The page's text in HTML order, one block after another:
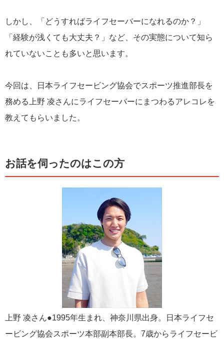
しかし、「どうすればライフセーバーになれるのか？」
「経験が浅くても大丈夫？」など、その実態について知ら
れていないことも多いと思います。
今回は、日本ライフセービング協会でスポーツ推進部長を
務める上野 凌さんにライフセーバーにまつわるアレコレを
教えてもらいました。
お話を伺ったのはこの方
上野 凌さん●1995年生まれ、神奈川県出身。日本ライフセ
ービング協会スポーツ本部副本部長。7歳からライフセービ